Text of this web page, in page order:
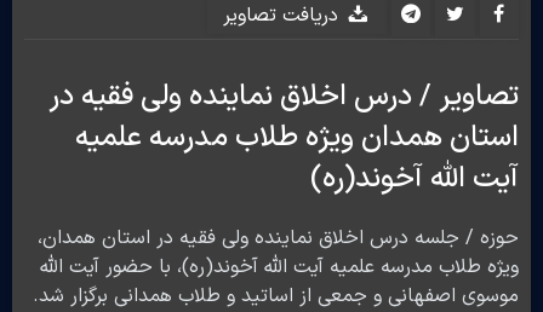
دریافت تصاویر
تصاویر / درس اخلاق نماینده ولی فقیه در
استان همدان ویژه طلاب مدرسه علمیه
آیت الله آخوند(ره)
حوزه / جلسه درس اخلاق نماینده ولی فقیه در استان همدان،
ویژه طلاب مدرسه علمیه آیت الله آخوند(ره)، با حضور آیت الله
موسوی اصفهانی و جمعی از اساتید و طلاب همدانی برگزار شد.